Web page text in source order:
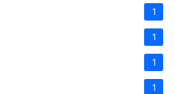
1
1
1
1